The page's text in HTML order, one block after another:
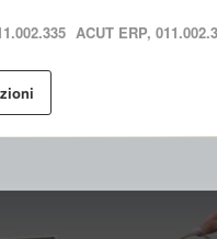
ACUT ERP,